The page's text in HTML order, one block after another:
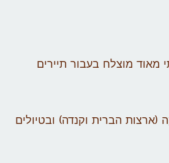
מוצלח בעבור תיירים
הברית וקנדה) ובטיולים